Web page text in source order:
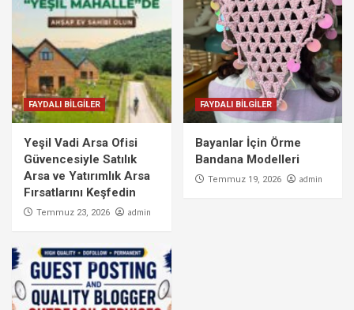
FAYDALI BİLGİLER
Yeşil Vadi Arsa Ofisi
Güvencesiyle Satılık
Arsa ve Yatırımlık Arsa
Fırsatlarını Keşfedin
Temmuz 23, 2026 admin
FAYDALI BİLGİLER
Bayanlar İçin Örme
Bandana Modelleri
Temmuz 19, 2026 admin